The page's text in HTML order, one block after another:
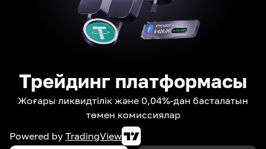
Трейдинг платформасы
Жоғары ликвидтілік және 0,04%-дан басталатын
төмен комиссиялар
Powered by TradingView